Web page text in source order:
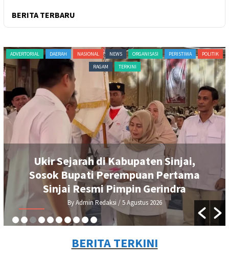
BERITA TERBARU
ADVERTORIAL DAERAH NASIONAL NEWS ORGANISASI PERISTIWA
POLITIK
RAGAM
TERKINI
Ukir Sejarah di Kabupaten Sinjai,
Sosok Bupati Perempuan Pertama
Sinjai Resmi Pimpin Gerindra
By Admin Redaksi / 5 Agustus 2026
BERITA TERKINI